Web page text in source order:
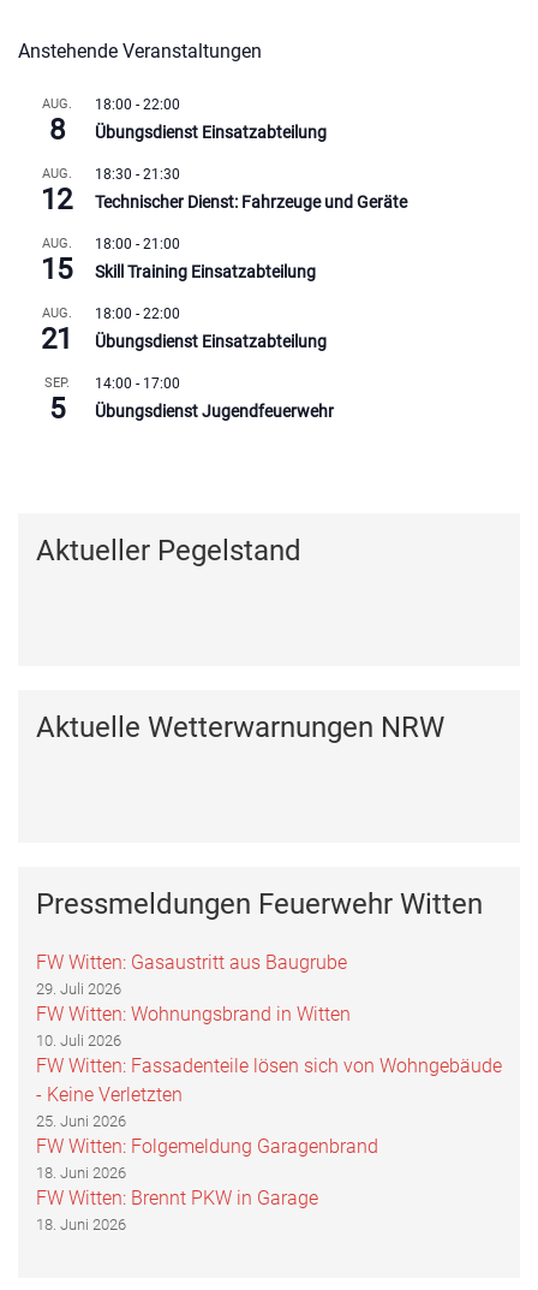
Anstehende Veranstaltungen
AUG.
8
18:00 - 22:00
Übungsdienst Einsatzabteilung
AUG.
12
18:30 - 21:30
Technischer Dienst: Fahrzeuge und Geräte
AUG.
15
18:00 - 21:00
Skill Training Einsatzabteilung
AUG.
21
18:00 - 22:00
Übungsdienst Einsatzabteilung
SEP.
5
14:00 - 17:00
Übungsdienst Jugendfeuerwehr
Aktueller Pegelstand
Aktuelle Wetterwarnungen NRW
Pressmeldungen Feuerwehr Witten
FW Witten: Gasaustritt aus Baugrube
29. Juli 2026
FW Witten: Wohnungsbrand in Witten
10. Juli 2026
FW Witten: Fassadenteile lösen sich von Wohngebäude
- Keine Verletzten
25. Juni 2026
FW Witten: Folgemeldung Garagenbrand
18. Juni 2026
FW Witten: Brennt PKW in Garage
18. Juni 2026